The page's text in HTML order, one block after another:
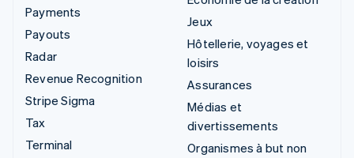
Payments
Payouts
Radar
Revenue Recognition
Stripe Sigma
Tax
Terminal
Jeux
Hôtellerie, voyages et
loisirs
Assurances
Médias et
divertissements
Organismes à but non